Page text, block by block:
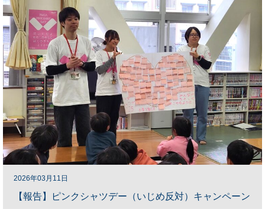
2026年03月11日
【報告】ピンクシャツデー（いじめ反対）キャンペーン